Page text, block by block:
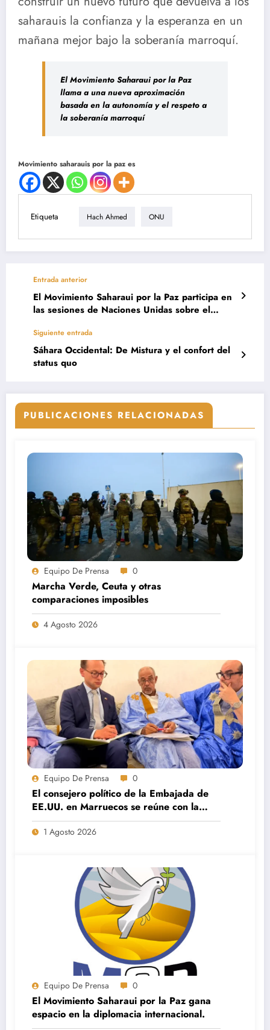
saharauis la confianza y la esperanza en un
mañana mejor bajo la soberanía marroquí.
El Movimiento Saharaui por la Paz
llama a una nueva aproximación
basada en la autonomía y el respeto a
la soberanía marroquí
Movimiento saharauis por la paz es
Etiqueta Hach Ahmed ONU
Entrada anterior
El Movimiento Saharaui por la Paz participa en
las sesiones de Naciones Unidas sobre el
Siguiente entrada
Sáhara Occidental: De Mistura y el confort del
status quo
PUBLICACIONES RELACIONADAS
Equipo De Prensa 0
Marcha Verde, Ceuta y otras
comparaciones imposibles
4 Agosto 2026
Equipo De Prensa 0
El consejero político de la Embajada de
EE.UU. en Marruecos se reúne con la
dirección de Saharauis por la Paz en El
Aaiún1 Agosto 2026
Equipo De Prensa 0
El Movimiento Saharaui por la Paz gana
espacio en la diplomacia internacional.